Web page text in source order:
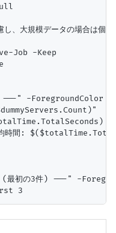
、大規模データの場合は個別
Job -Keep
" -ForegroundColor
均時間:
最初の3件) ---" -